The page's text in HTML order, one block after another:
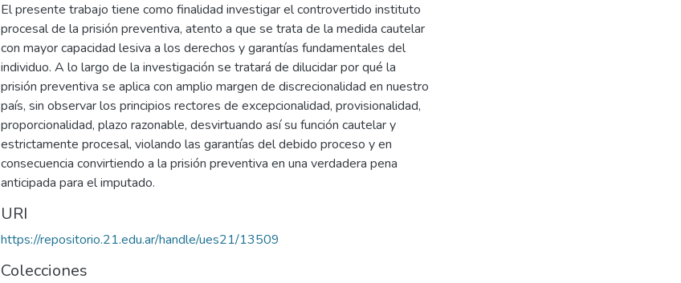
El presente trabajo tiene como finalidad investigar el controvertido instituto
procesal de la prisión preventiva, atento a que se trata de la medida cautelar
con mayor capacidad lesiva a los derechos y garantías fundamentales del
individuo. A lo largo de la investigación se tratará de dilucidar por qué la
prisión preventiva se aplica con amplio margen de discrecionalidad en nuestro
país, sin observar los principios rectores de excepcionalidad, provisionalidad,
proporcionalidad, plazo razonable, desvirtuando así su función cautelar y
estrictamente procesal, violando las garantías del debido proceso y en
consecuencia convirtiendo a la prisión preventiva en una verdadera pena
anticipada para el imputado.
URI
https://repositorio.21.edu.ar/handle/ues21/13509
Colecciones